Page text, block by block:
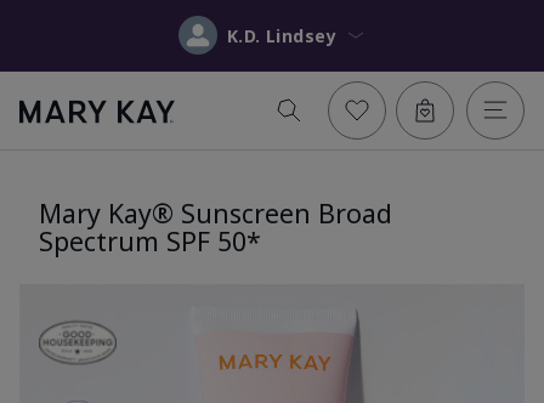
K.D. Lindsey
Mary Kay® Sunscreen Broad
Spectrum SPF 50*